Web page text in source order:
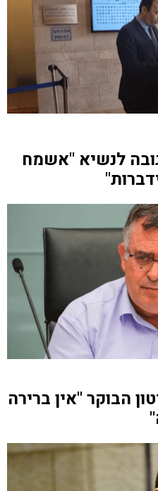
לנשיא "אשמח
הבוקר "אין ברירה